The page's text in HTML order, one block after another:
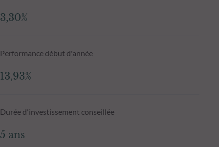
3,30%
Performance début d'année
13,93%
Durée d'investissement conseillée
5 ans